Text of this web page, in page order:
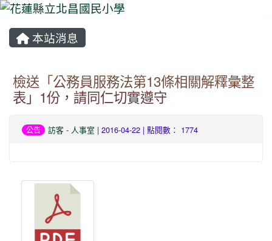
本站消息
檢送「公務員服務法第13條相關解釋彙整
表」1份，請同仁切實遵守
公告 訪客 - 人事室 | 2016-04-22 | 點閱數： 1774